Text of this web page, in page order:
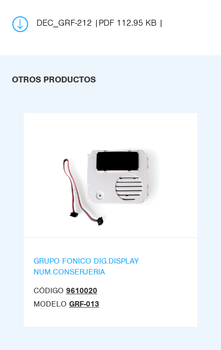
DEC_GRF-212 PDF 112.95 KB
OTROS PRODUCTOS
GRUPO FONICO DIG.DISPLAY
NUM.CONSERJERIA
CÓDIGO 9610020
MODELO GRF-013